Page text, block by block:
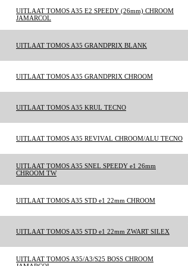
UITLAAT TOMOS A35 E2 SPEEDY (26mm) CHROOM
JAMARCOL
UITLAAT TOMOS A35 GRANDPRIX BLANK
UITLAAT TOMOS A35 GRANDPRIX CHROOM
UITLAAT TOMOS A35 KRUL TECNO
UITLAAT TOMOS A35 REVIVAL CHROOM/ALU TECNO
UITLAAT TOMOS A35 SNEL SPEEDY e1 26mm
CHROOM TW
UITLAAT TOMOS A35 STD e1 22mm CHROOM
UITLAAT TOMOS A35 STD e1 22mm ZWART SILEX
UITLAAT TOMOS A35/A3/S25 BOSS CHROOM